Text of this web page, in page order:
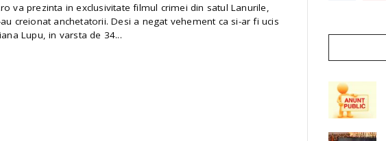
va prezinta in exclusivitate filmul crimei din satul Lanurile,
creionat anchetatorii. Desi a negat vehement ca si-ar fi ucis
Lupu, in varsta de 34...